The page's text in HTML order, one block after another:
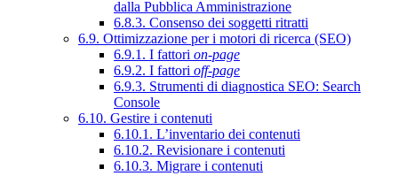
dalla Pubblica Amministrazione
6.8.3. Consenso dei soggetti ritratti
6.9. Ottimizzazione per i motori di ricerca (SEO)
6.9.1. I fattori on-page
6.9.2. I fattori off-page
6.9.3. Strumenti di diagnostica SEO: Search
Console
6.10. Gestire i contenuti
6.10.1. L’inventario dei contenuti
6.10.2. Revisionare i contenuti
6.10.3. Migrare i contenuti